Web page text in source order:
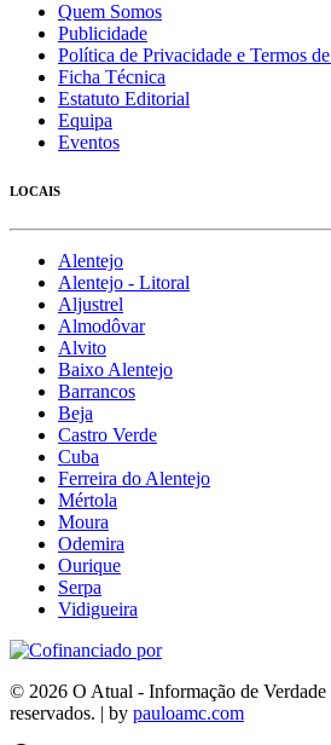
Quem Somos
Publicidade
Política de Privacidade e Termos
Ficha Técnica
Estatuto Editorial
Equipa
Eventos
LOCAIS
Alentejo
Alentejo - Litoral
Aljustrel
Almodôvar
Alvito
Baixo Alentejo
Barrancos
Beja
Castro Verde
Cuba
Ferreira do Alentejo
Mértola
Moura
Odemira
Ourique
Serpa
Vidigueira
© 2026 O Atual - Informação de Verdade
reservados. | by pauloamc.com